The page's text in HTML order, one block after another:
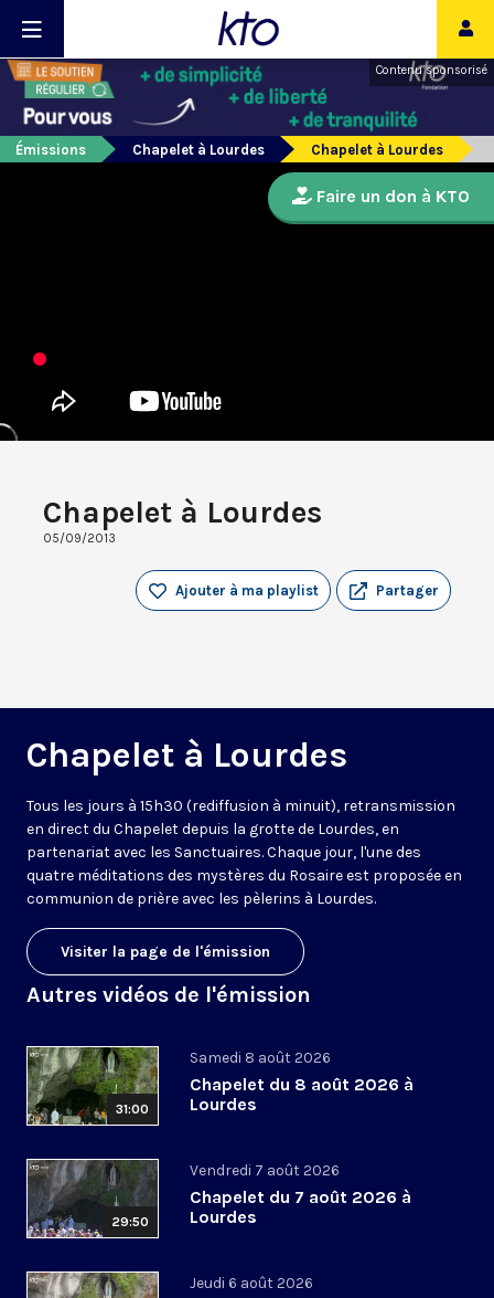
Contenu sponsorisé
Émissions Chapelet à Lourdes Chapelet à Lourdes
Chapelet à Lourdes
05/09/2013
Partager
Ajouter à ma playlist
Chapelet à Lourdes
Tous les jours à 15h30 (rediffusion à minuit), retransmission
en direct du Chapelet depuis la grotte de Lourdes, en
partenariat avec les Sanctuaires. Chaque jour, l'une des
quatre méditations des mystères du Rosaire est proposée en
communion de prière avec les pèlerins à Lourdes.
Visiter la page de l'émission
Autres vidéos de l'émission
31:00
Samedi 8 août 2026
Chapelet du 8 août 2026 à
Lourdes
29:50
Vendredi 7 août 2026
Chapelet du 7 août 2026 à
Lourdes
Jeudi 6 août 2026
Faire un don à KTO